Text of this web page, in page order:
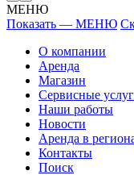
МЕНЮ
Показать — МЕНЮ
О компании
Аренда
Магазин
Сервисные
Наши работы
Новости
Аренда в
Контакты
Поиск